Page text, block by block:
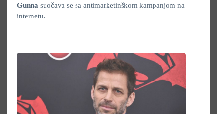
Gunna suočava se sa antimarketinškom kampanjom na
internetu.